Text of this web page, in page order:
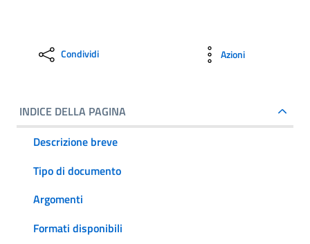
Condividi Azioni
INDICE DELLA PAGINA
Descrizione breve
Tipo di documento
Argomenti
Formati disponibili